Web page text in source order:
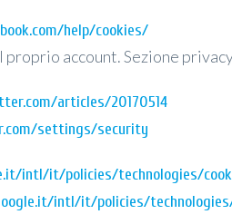
help/cookies/
account. Sezione
articles/20170514
settings/security
intl/it/policies/technologies/
intl/it/policies/